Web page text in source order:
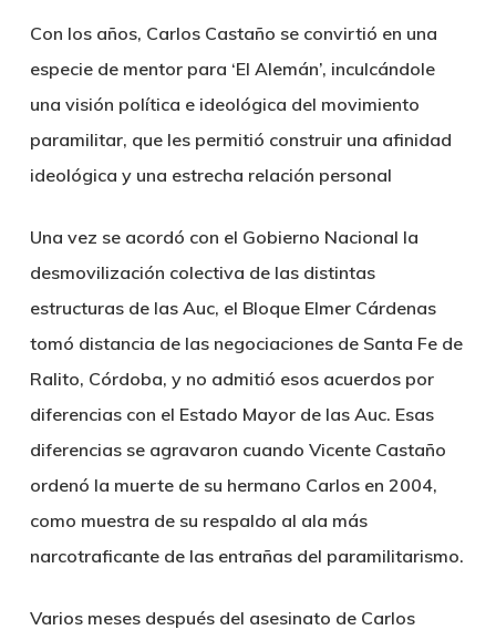
Con los años, Carlos Castaño se convirtió en una
especie de mentor para ‘El Alemán’, inculcándole
una visión política e ideológica del movimiento
paramilitar, que les permitió construir una afinidad
ideológica y una estrecha relación personal
Una vez se acordó con el Gobierno Nacional la
desmovilización colectiva de las distintas
estructuras de las Auc, el Bloque Elmer Cárdenas
tomó distancia de las negociaciones de Santa Fe de
Ralito, Córdoba, y no admitió esos acuerdos por
diferencias con el Estado Mayor de las Auc. Esas
diferencias se agravaron cuando Vicente Castaño
ordenó la muerte de su hermano Carlos en 2004,
como muestra de su respaldo al ala más
narcotraficante de las entrañas del paramilitarismo.
Varios meses después del asesinato de Carlos